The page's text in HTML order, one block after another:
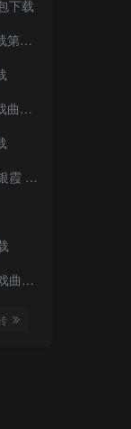
下载
辑
载
眼
载